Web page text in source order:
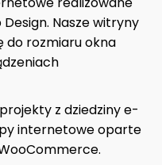
Nasze witryny
do rozmiaru okna
z dziedziny e-
internetowe oparte